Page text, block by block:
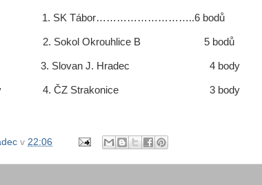
1. SK Tábor………………………..6 bodů
2. Sokol Okrouhlice B 5 bodů
Slovan J. Hradec 4 body
body 4. ČZ Strakonice 3 body
v 22:06